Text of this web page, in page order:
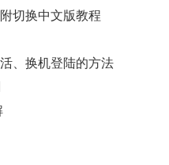
切换中文版教程
、换机登陆的方法